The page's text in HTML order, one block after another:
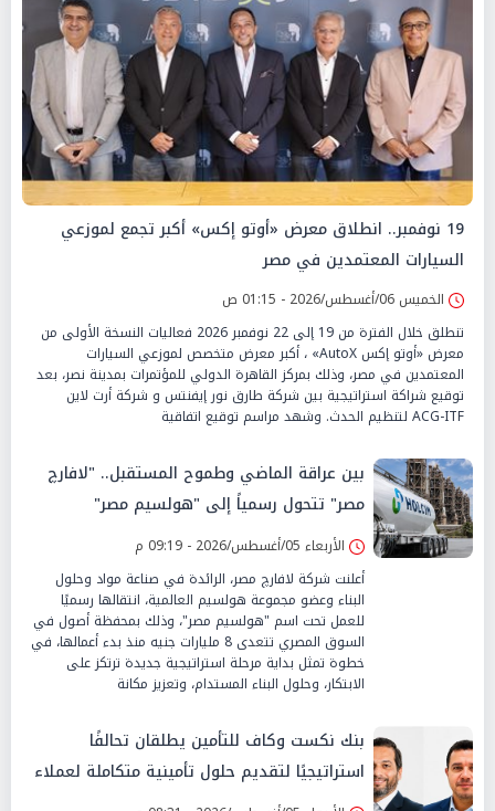
19 نوفمبر.. انطلاق معرض «أوتو إكس» أكبر تجمع لموزعي
السيارات المعتمدين في مصر
الخميس 06/أغسطس/2026 - 01:15 ص
تنطلق خلال الفترة من 19 إلى 22 نوفمبر 2026 فعاليات النسخة الأولى من
معرض «أوتو إكس AutoX» ، أكبر معرض متخصص لموزعي السيارات
المعتمدين في مصر، وذلك بمركز القاهرة الدولي للمؤتمرات بمدينة نصر، بعد
توقيع شراكة استراتيجية بين شركة طارق نور إيفنتس و شركة أرت لاين
ACG-ITF لتنظيم الحدث. وشهد مراسم توقيع اتفاقية
بين عراقة الماضي وطموح المستقبل.. "لافارچ
مصر" تتحول رسمياً إلى "هولسيم مصر"
الأربعاء 05/أغسطس/2026 - 09:19 م
أعلنت شركة لافارچ مصر، الرائدة في صناعة مواد وحلول
البناء وعضو مجموعة هولسيم العالمية، انتقالها رسميًا
للعمل تحت اسم "هولسيم مصر"، وذلك بمحفظة أصول في
السوق المصري تتعدى 8 مليارات جنيه منذ بدء أعمالها، في
خطوة تمثل بداية مرحلة استراتيجية جديدة ترتكز على
الابتكار، وحلول البناء المستدام، وتعزيز مكانة
بنك نكست وكاف للتأمين يطلقان تحالفًا
استراتيجيًا لتقديم حلول تأمينية متكاملة لعملاء
البنك